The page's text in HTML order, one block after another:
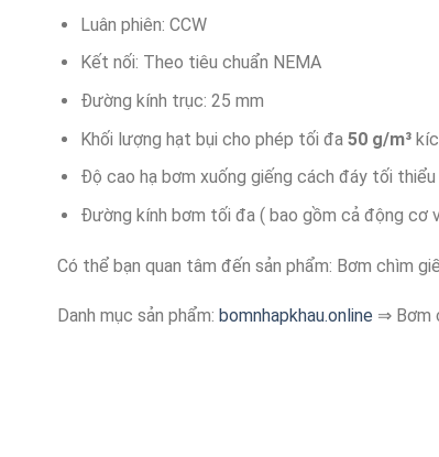
Luân phiên: CCW
Kết nối: Theo tiêu chuẩn NEMA
Đường kính trục: 25 mm
Khối lượng hạt bụi cho phép tối đa 50 g/m³
Độ cao hạ bơm xuống giếng cách đáy tối thiểu
Đường kính bơm tối đa ( bao gồm cả động cơ
Có thể bạn quan tâm đến sản phẩm: Bơm chìm
Danh mục sản phẩm: bomnhapkhau.online ⇒ Bơm